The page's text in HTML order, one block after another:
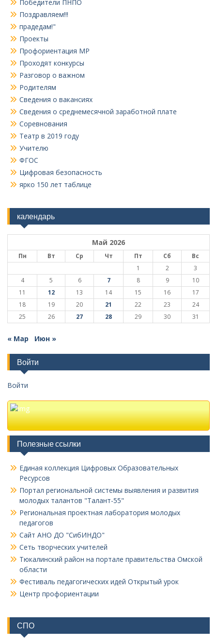
Победители ПНПО
Поздравляем!!!
прадедам!"
Проекты
Профориентация МР
Проходят конкурсы
Разговор о важном
Родителям
Сведения о вакансиях
Сведения о среднемесячной заработной плате
Соревнования
Театр в 2019 году
Учителю
ФГОС
Цифровая безопасность
ярко 150 лет таблице
календарь
Май 2026
Пн Вт Ср Чт Пт Сб
Вс
1
2
3
4
5 6 7 8 9
10
11
12 13 14 15 16
17
18
19 20 21 22 23
24
25
26 27 28 29 30 31
« Мар Июн »
Войти
Войти
Полезные ссылки
Единая коллекция Цифровых Образовательных
Ресурсов
Портал региональной системы выявления и развития
молодых талантов "Талант-55"
Региональная проектная лаборатория молодых
педагогов
Сайт АНО ДО "СибИНДО"
Сеть творческих учителей
Тюкалинский район на портале правительства Омской
области
Фестиваль педагогических идей Открытый урок
Центр профориентации
СПО